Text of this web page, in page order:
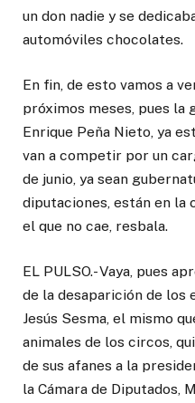
un don nadie y se
automóviles chocolates.
En fin, de esto vamos a
próximos meses, pues la
Enrique Peña Nieto, ya
van a competir por un
de junio, ya sean
diputaciones, están en la
el que no cae, resbala.
EL PULSO.- Vaya, pues
de la desaparición de los
Jesús Sesma, el mismo
animales de los circos,
de sus afanes a la
la Cámara de Diputados,